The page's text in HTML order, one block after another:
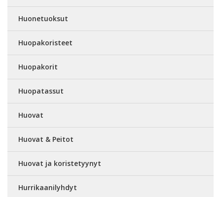
Huonetuoksut
Huopakoristeet
Huopakorit
Huopatassut
Huovat
Huovat & Peitot
Huovat ja koristetyynyt
Hurrikaanilyhdyt